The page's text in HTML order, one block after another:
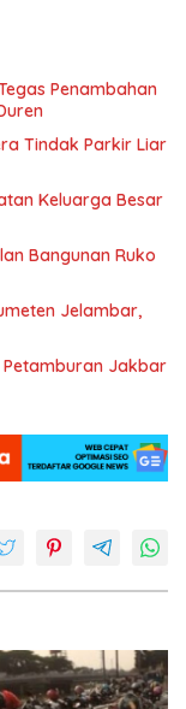
Penambahan
Tindak Parkir Liar
Keluarga Besar
Bangunan Ruko
Jelambar,
Petamburan Jakbar